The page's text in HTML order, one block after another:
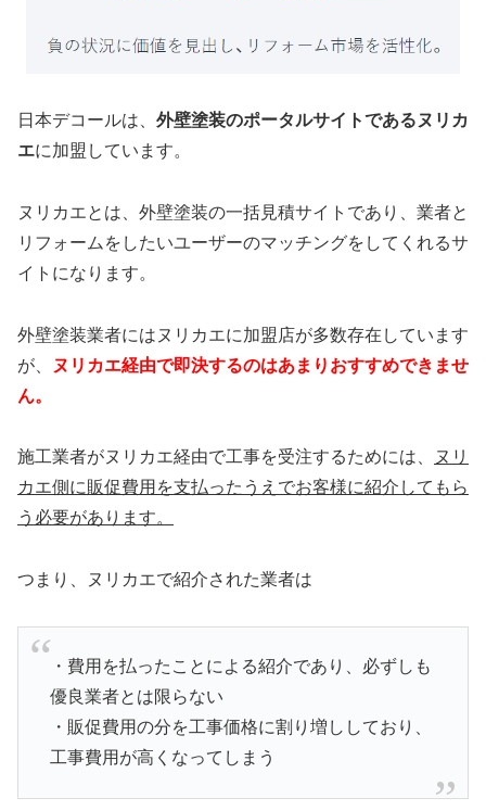
日本デコールは、 外壁塗装のポータルサイトであるヌリカ
エに加盟しています。
ヌリカエとは、外壁塗装の一括見積サイトであり、業者と
リフォームをしたいユーザーのマッチングをしてくれるサ
イトになります。
外壁塗装業者にはヌリカエに加盟店が多数存在しています
が、
ヌリカエ経由で即決するのはあまりおすすめできませ
ん。
施工業者がヌリカエ経由で工事を受注するためには、
ヌリ
カエ側に販促費用を支払ったうえでお客様に紹介してもら
う必要があります。
つまり、ヌリカエで紹介された業者は
・費用を払ったことによる紹介であり、必ずしも
優良業者とは限らない
・販促費用の分を工事価格に割り増ししており、
工事費用が高くなってしまう